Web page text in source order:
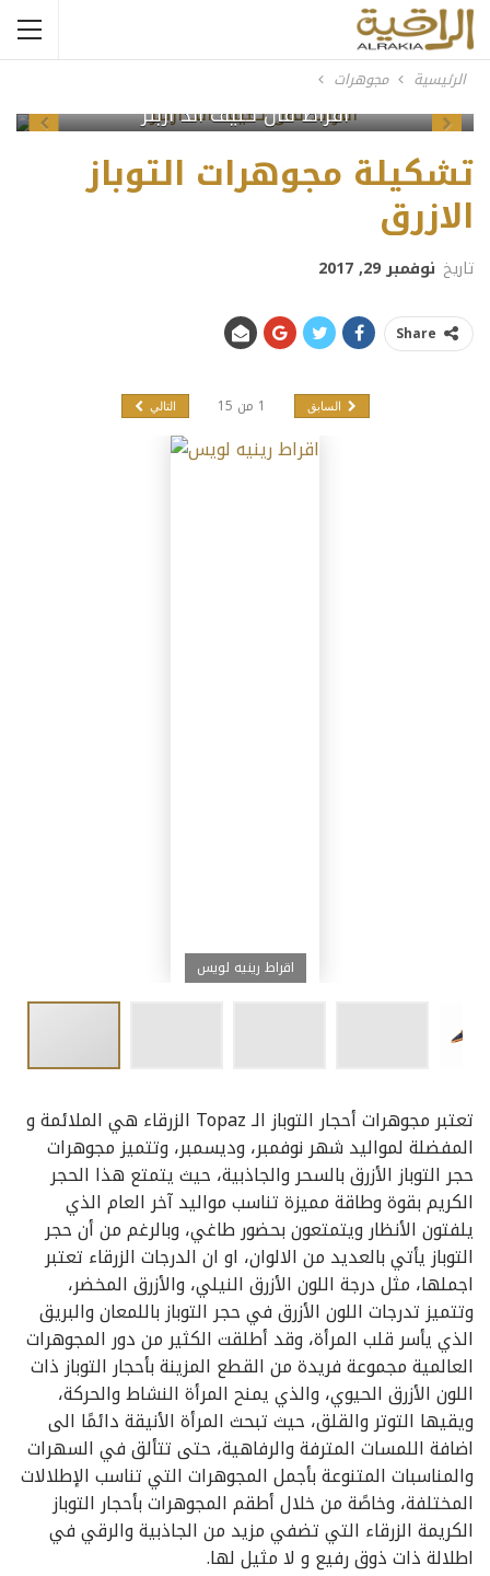
الرئيسية مجوهرات
اقراط فان كليف اند اربلز
Previous Next
تشكيلة مجوهرات التوباز
الازرق
تاريخ نوفمبر 29, 2017
Share
السابق 1 من 15 التالي
اقراط رينيه لويس
تعتبر مجوهرات أحجار التوباز الـ Topaz الزرقاء هي الملائمة و
المفضلة لمواليد شهر نوفمبر، وديسمبر، وتتميز مجوهرات
حجر التوباز الأزرق بالسحر والجاذبية، حيث يتمتع هذا الحجر
الكريم بقوة وطاقة مميزة تناسب مواليد آخر العام الذي
يلفتون الأنظار ويتمتعون بحضور طاغي، وبالرغم من أن حجر
التوباز يأتي بالعديد من الالوان، او ان الدرجات الزرقاء تعتبر
اجملها، مثل درجة اللون الأزرق النيلي، والأزرق المخضر،
وتتميز تدرجات اللون الأزرق في حجر التوباز باللمعان والبريق
الذي يأسر قلب المرأة، وقد أطلقت الكثير من دور المجوهرات
العالمية مجموعة فريدة من القطع المزينة بأحجار التوباز ذات
اللون الأزرق الحيوي، والذي يمنح المرأة النشاط والحركة،
ويقيها التوتر والقلق، حيث تبحث المرأة الأنيقة دائمًا الى
اضافة اللمسات المترفة والرفاهية، حتى تتألق في السهرات
والمناسبات المتنوعة بأجمل المجوهرات التي تناسب الإطلالات
المختلفة، وخاصًة من خلال أطقم المجوهرات بأحجار التوباز
الكريمة الزرقاء التي تضفي مزيد من الجاذبية والرقي في
اطلالة ذات ذوق رفيع و لا مثيل لها.